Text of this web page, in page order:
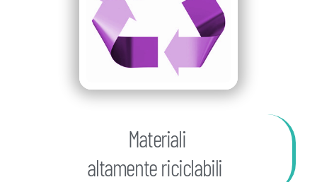
Materiali
altamente riciclabili